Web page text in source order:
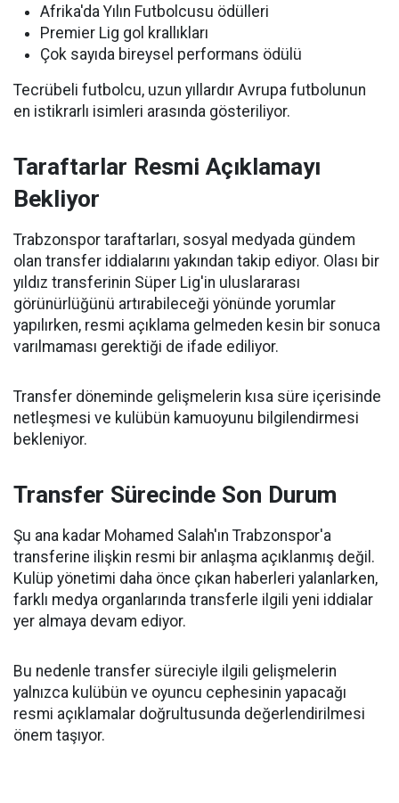
Afrika'da Yılın Futbolcusu ödülleri
Premier Lig gol krallıkları
Çok sayıda bireysel performans ödülü
Tecrübeli futbolcu, uzun yıllardır Avrupa futbolunun
en istikrarlı isimleri arasında gösteriliyor.
Taraftarlar Resmi Açıklamayı
Bekliyor
Trabzonspor taraftarları, sosyal medyada gündem
olan transfer iddialarını yakından takip ediyor. Olası bir
yıldız transferinin Süper Lig'in uluslararası
görünürlüğünü artırabileceği yönünde yorumlar
yapılırken, resmi açıklama gelmeden kesin bir sonuca
varılmaması gerektiği de ifade ediliyor.
Transfer döneminde gelişmelerin kısa süre içerisinde
netleşmesi ve kulübün kamuoyunu bilgilendirmesi
bekleniyor.
Transfer Sürecinde Son Durum
Şu ana kadar Mohamed Salah'ın Trabzonspor'a
transferine ilişkin resmi bir anlaşma açıklanmış değil.
Kulüp yönetimi daha önce çıkan haberleri yalanlarken,
farklı medya organlarında transferle ilgili yeni iddialar
yer almaya devam ediyor.
Bu nedenle transfer süreciyle ilgili gelişmelerin
yalnızca kulübün ve oyuncu cephesinin yapacağı
resmi açıklamalar doğrultusunda değerlendirilmesi
önem taşıyor.